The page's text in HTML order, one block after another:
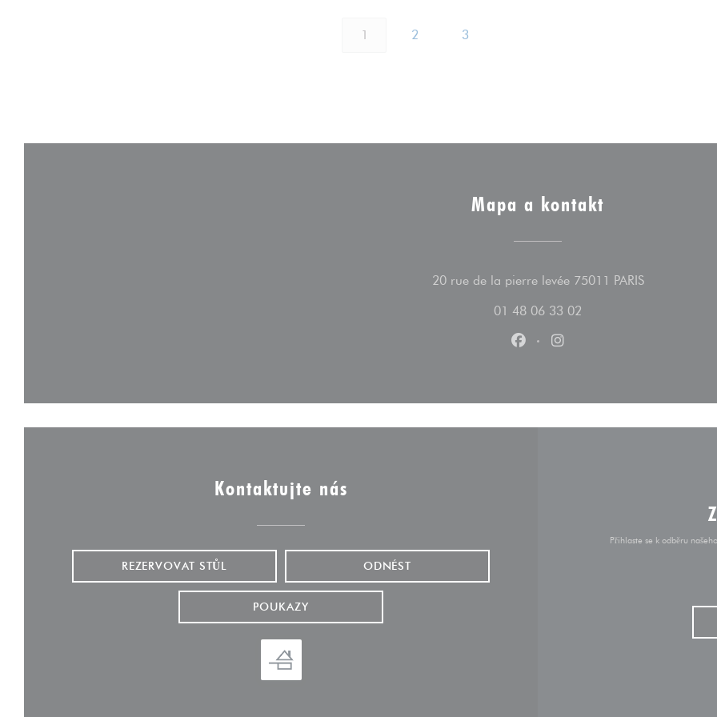
1 2 3
Mapa a kontakt
20 rue de la pierre levée 75011 PARIS((otevře se v
01 48 06 33 02
Facebook ((otevře se v novém
Instagram ((otevře se v
Kontaktujte nás
REZERVOVAT STŮL ODNÉST
POUKAZY
Přihlaste se k odběru